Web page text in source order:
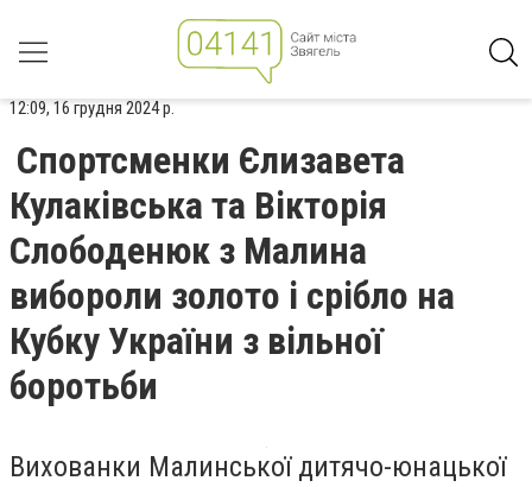
12:09, 16 грудня 2024 р.
Спортсменки Єлизавета
Кулаківська та Вікторія
Слободенюк з Малина
вибороли золото і срібло на
Кубку України з вільної
боротьби
Вихованки Малинської дитячо-юнацької